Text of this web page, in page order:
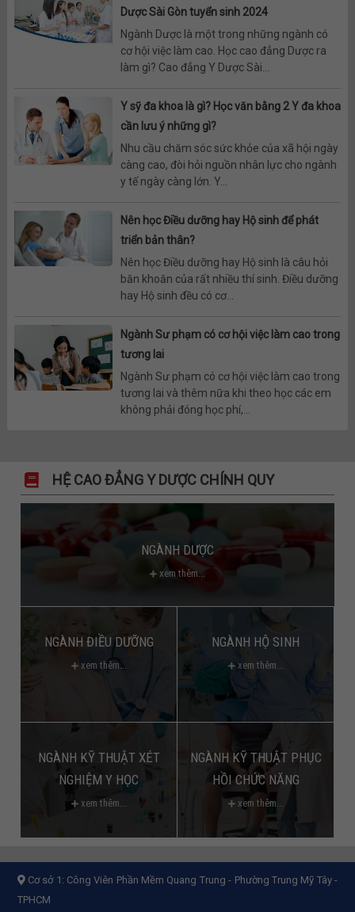
Dược Sài Gòn tuyển sinh 2024
Ngành Dược là một trong những ngành có
cơ hội việc làm cao. Học cao đẳng Dược ra
làm gì? Cao đẳng Y Dược Sài...
Y sỹ đa khoa là gì? Học văn bằng 2 Y đa khoa
cần lưu ý những gì?
Nhu cầu chăm sóc sức khỏe của xã hội ngày
càng cao, đòi hỏi nguồn nhân lực cho ngành
y tế ngày càng lớn. Y...
Nên học Điều dưỡng hay Hộ sinh để phát
triển bản thân?
Nên học Điều dưỡng hay Hộ sinh là câu hỏi
băn khoăn của rất nhiều thí sinh. Điều dưỡng
hay Hộ sinh đều có cơ...
Ngành Sư phạm có cơ hội việc làm cao trong
tương lai
Ngành Sư phạm có cơ hội việc làm cao trong
tương lai và thêm nữa khi theo học các em
không phải đóng học phí,...
HỆ CAO ĐẲNG Y DƯỢC CHÍNH QUY
NGÀNH DƯỢC
xem thêm...
NGÀNH ĐIỀU DƯỠNG
xem thêm...
NGÀNH HỘ SINH
xem thêm...
NGÀNH KỸ THUẬT XÉT
NGHIỆM Y HỌC
xem thêm...
NGÀNH KỸ THUẬT PHỤC
HỒI CHỨC NĂNG
xem thêm...
Cơ sở 1: Công Viên Phần Mềm Quang Trung - Phường Trung Mỹ Tây -
TPHCM